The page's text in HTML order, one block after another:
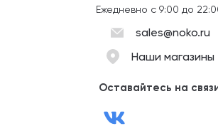
Ежедневно с 9:00 до
sales@noko.ru
Наши магазины
Оставайтесь на